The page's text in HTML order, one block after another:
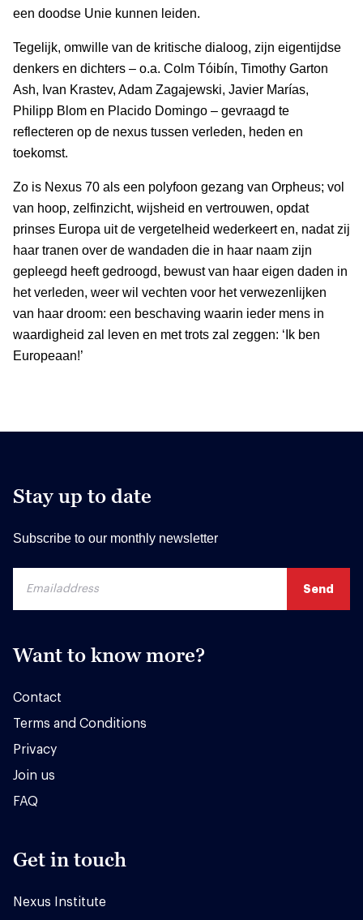
een doodse Unie kunnen leiden.
Tegelijk, omwille van de kritische dialoog, zijn eigentijdse
denkers en dichters – o.a. Colm Tóibín, Timothy Garton
Ash, Ivan Krastev, Adam Zagajewski, Javier Marías,
Philipp Blom en Placido Domingo – gevraagd te
reflecteren op de nexus tussen verleden, heden en
toekomst.
Zo is Nexus 70 als een polyfoon gezang van Orpheus; vol
van hoop, zelfinzicht, wijsheid en vertrouwen, opdat
prinses Europa uit de vergetelheid wederkeert en, nadat zij
haar tranen over de wandaden die in haar naam zijn
gepleegd heeft gedroogd, bewust van haar eigen daden in
het verleden, weer wil vechten voor het verwezenlijken
van haar droom: een beschaving waarin ieder mens in
waardigheid zal leven en met trots zal zeggen: ‘Ik ben
Europeaan!’
Stay up to date
Subscribe to our monthly newsletter
Want to know more?
Contact
Terms and Conditions
Privacy
Join us
FAQ
Get in touch
Nexus Institute